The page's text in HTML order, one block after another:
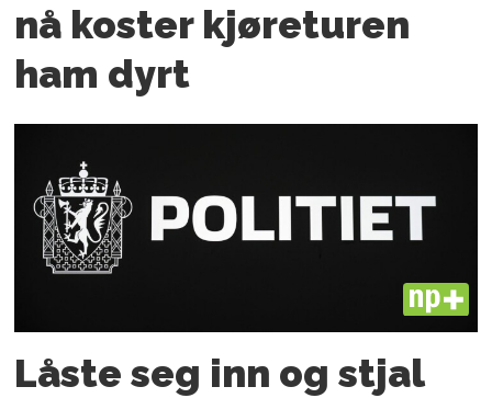
nå koster kjøreturen
ham dyrt
PLUS
Låste seg inn og stjal